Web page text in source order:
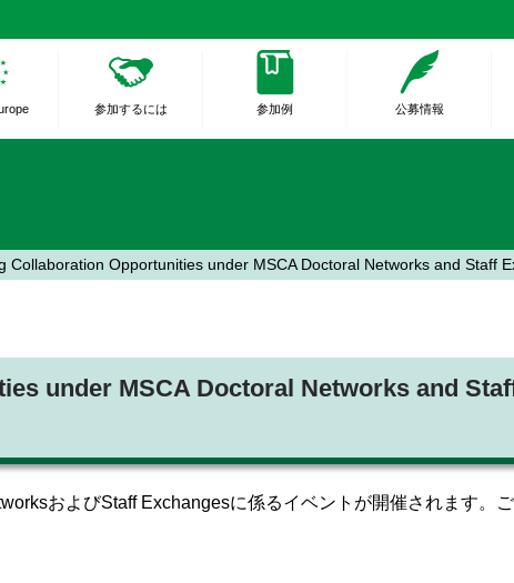
参加するには 参加例 公募情報
Collaboration Opportunities under MSCA Doctoral Networks and Staff
under MSCA Doctoral Networks and
およびStaff Exchangesに係るイベントが開催されます。